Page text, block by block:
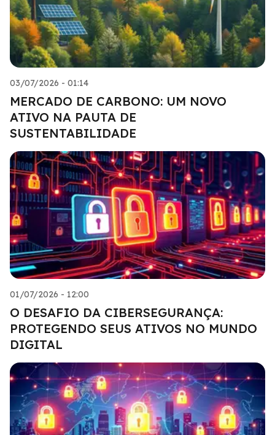
03/07/2026 - 01:14
MERCADO DE CARBONO: UM NOVO
ATIVO NA PAUTA DE
SUSTENTABILIDADE
01/07/2026 - 12:00
O DESAFIO DA CIBERSEGURANÇA:
PROTEGENDO SEUS ATIVOS NO MUNDO
DIGITAL